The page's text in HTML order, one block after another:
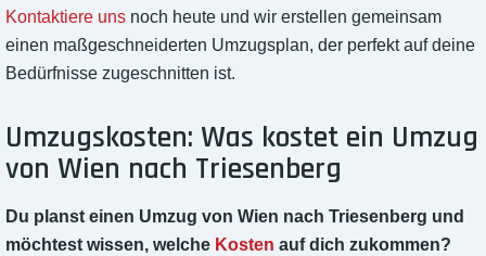
Kontaktiere uns noch heute und wir erstellen gemeinsam
einen maßgeschneiderten Umzugsplan, der perfekt auf deine
Bedürfnisse zugeschnitten ist.
Umzugskosten: Was kostet ein Umzug
von Wien nach Triesenberg
Du planst einen Umzug von Wien nach Triesenberg und
möchtest wissen, welche Kosten auf dich zukommen?